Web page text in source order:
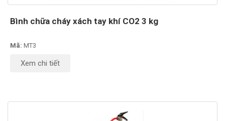
Bình chữa cháy xách tay khí CO2 3 kg
Mã: MT3
Xem chi tiết